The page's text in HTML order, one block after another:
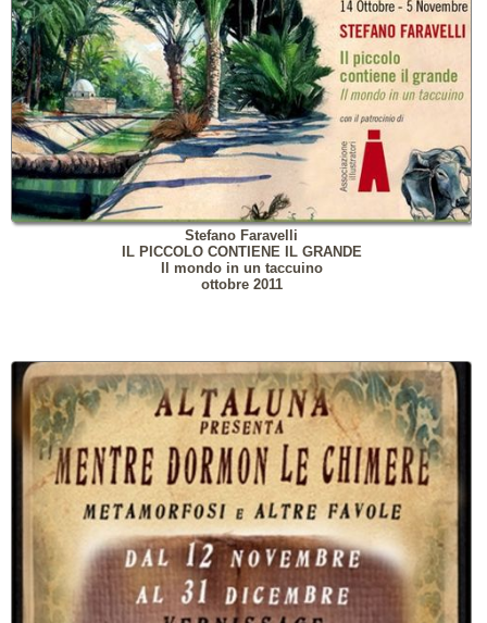
Stefano Faravelli
IL PICCOLO CONTIENE IL GRANDE
Il mondo in un taccuino
ottobre 2011